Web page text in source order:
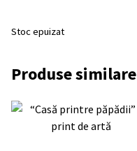
Stoc epuizat
Produse similare